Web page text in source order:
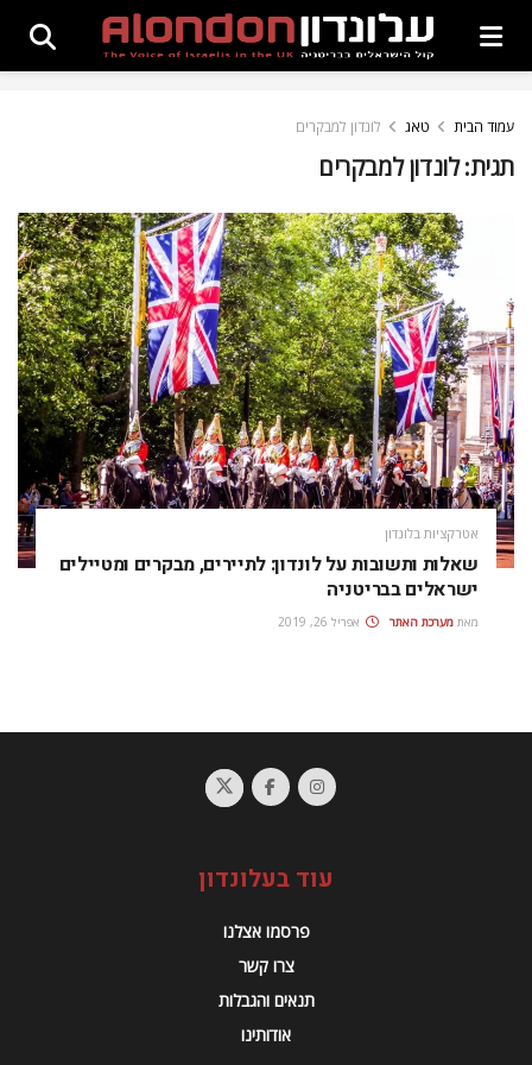
עמוד הבית טאג לונדון למבקרים
תגית:לונדון למבקרים
אטרקציות בלונדון
שאלות ותשובות על לונדון: לתיירים, מבקרים ומטיילים
ישראלים בבריטניה
מאת מערכת האתר אפריל 26, 2019
עוד בעלונדון
פרסמו אצלנו
צרו קשר
תנאים והגבלות
אודותינו